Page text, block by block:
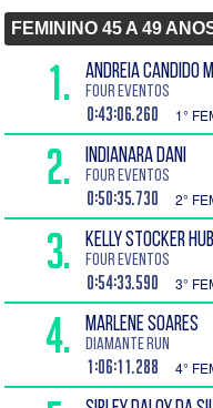
FEMININO 45 A 49
1. ANDREIA CANDIDO
Four Eventos
0:43:06.260 1°
2. INDIANARA DANI
Four Eventos
0:50:35.730 2°
3. KELLY STOCKER
Four Eventos
0:54:33.590 3°
4. MARLENE SOARES
DIAMANTE RUN
1:06:11.288 4°